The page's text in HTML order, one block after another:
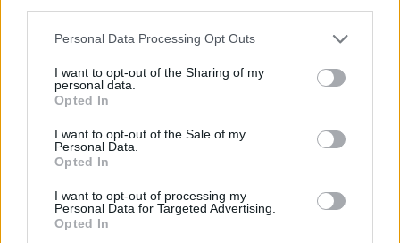
Personal Data Processing Opt Outs
I want to opt-out of the Sharing of my
personal data.
Opted In
I want to opt-out of the Sale of my
Personal Data.
Opted In
I want to opt-out of processing my
Personal Data for Targeted Advertising.
Opted In
Cos’è l’evasometro e chi
Come viene calcolato il
#EVASIONE #FISCO #TASSE